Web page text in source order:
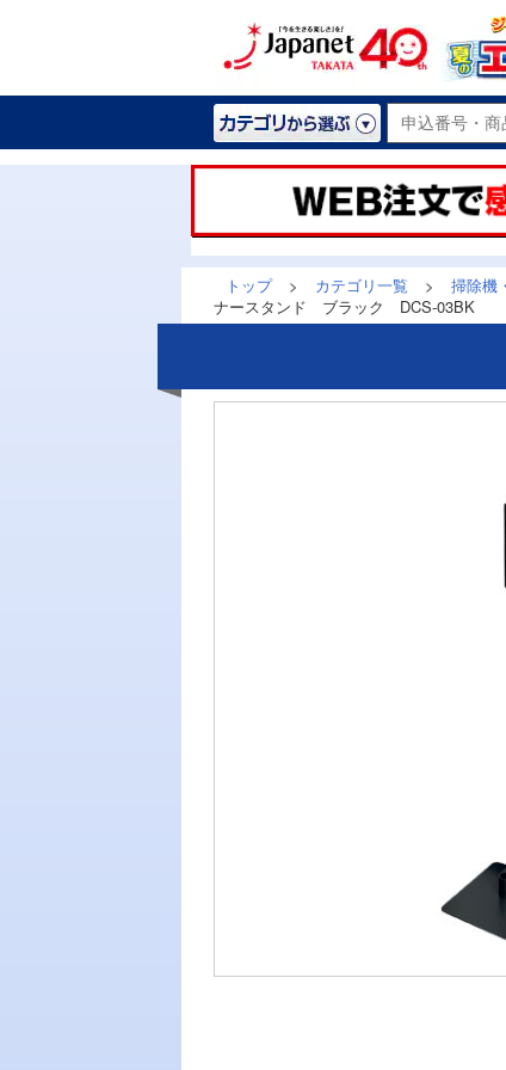
トップ > カテゴリ一覧 > 掃除機
ナースタンド ブラック DCS-03BK